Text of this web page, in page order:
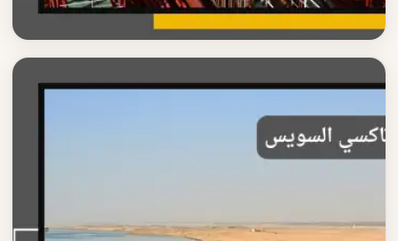
أسعار تاكسي السويس 2025
تعرف على أسعار تاكسي السويس الاقتصادية خدمة موثوقة
ومريحة مع سائق محترف على مدار الساعة
اقرأ المزيد